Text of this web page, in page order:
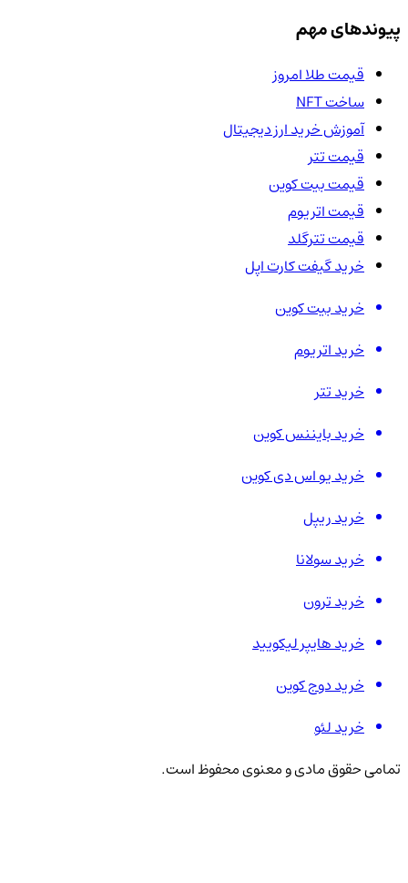
پیوندهای مهم
قیمت طلا امروز
ساخت NFT
آموزش خرید ارز دیجیتال
قیمت تتر
قیمت بیت کوین
قیمت اتریوم
قیمت تترگلد
خرید گیفت کارت اپل
خرید بیت کوین
خرید اتریوم
خرید تتر
خرید بایننس کوین
خرید یو اس دی کوین
خرید ریپل
خرید سولانا
خرید ترون
خرید هایپر لیکویید
خرید دوج کوین
خرید لئو
تمامی حقوق مادی و معنوی محفوظ است.